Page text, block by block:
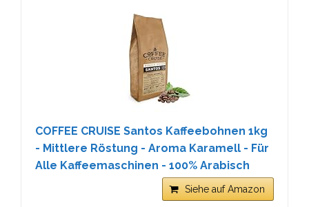
COFFEE CRUISE Santos Kaffeebohnen 1kg
- Mittlere Röstung - Aroma Karamell - Für
Alle Kaffeemaschinen - 100% Arabisch
Siehe auf Amazon